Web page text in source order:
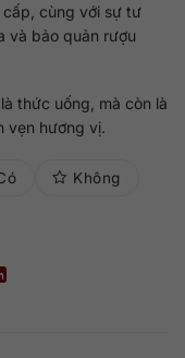
cùng với sự tư
và bảo quản rượu
thức uống, mà còn là
vẹn hương vị.
Không